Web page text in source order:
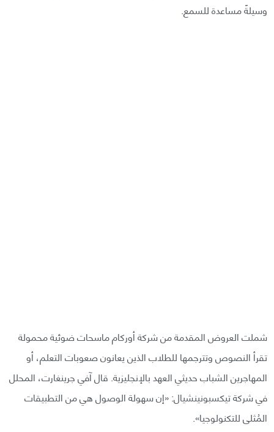
وسيلةً مساعدة للسمع.
شملت العروض المقدمة من شركة أوركام ماسحات ضوئية محمولة
تقرأ النصوص وتترجمها للطلاب الذين يعانون صعوبات التعلم، أو
المهاجرين الشباب حديثي العهد بالإنجليزية. قال آفي جرينغارت، المحلل
في شركة تيكسبونينشيال: «إن سهولة الوصول هي من التطبيقات
المُثلى للتكنولوجيا».